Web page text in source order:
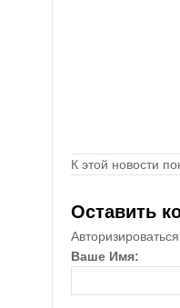
К этой новости
Оставить
Ваше Имя: